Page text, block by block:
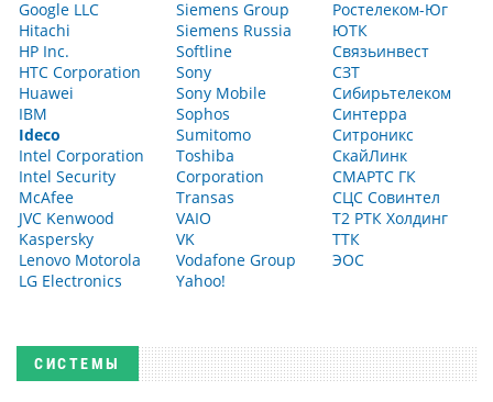
Google LLC
Hitachi
HP Inc.
HTC Corporation
Huawei
IBM
Ideco
Intel Corporation
Intel Security
McAfee
JVC Kenwood
Kaspersky
Lenovo Motorola
LG Electronics
Siemens Group
Siemens Russia
Softline
Sony
Sony Mobile
Sophos
Sumitomo
Toshiba
Corporation
Transas
VAIO
VK
Vodafone Group
Yahoo!
Ростелеком-Юг
ЮТК
Связьинвест
СЗТ
Сибирьтелеком
Синтерра
Ситроникс
СкайЛинк
СМАРТС ГК
СЦС Совинтел
Т2 РТК Холдинг
ТТК
ЭОС
СИСТЕМЫ